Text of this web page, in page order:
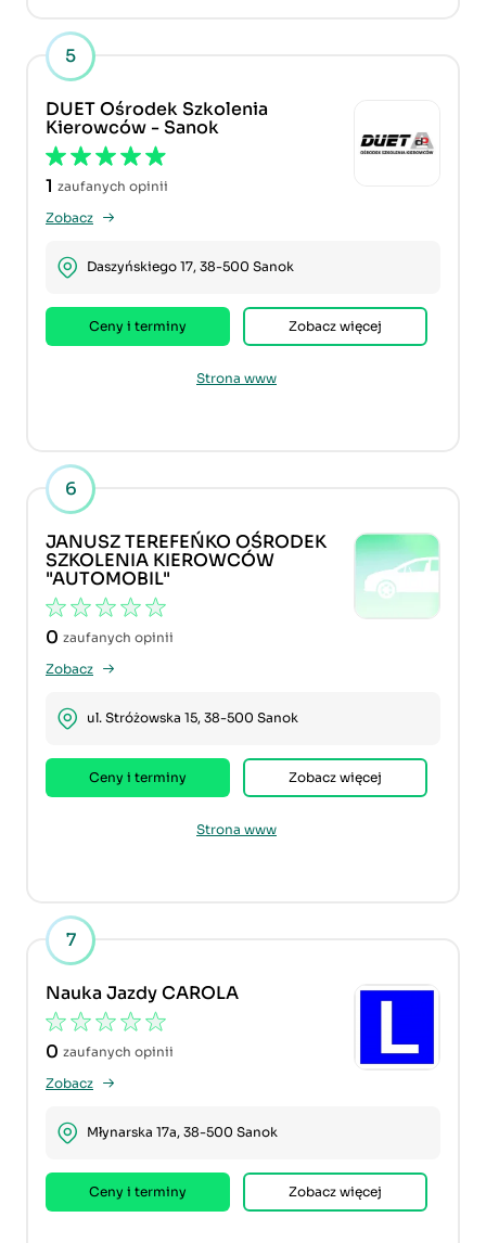
5
DUET Ośrodek Szkolenia
Kierowców - Sanok
1 zaufanych opinii
Zobacz
Daszyńskiego 17, 38-500 Sanok
Ceny i terminy Zobacz więcej
Strona www
6
JANUSZ TEREFEŃKO OŚRODEK
SZKOLENIA KIEROWCÓW
"AUTOMOBIL"
0 zaufanych opinii
Zobacz
ul. Stróżowska 15, 38-500 Sanok
Ceny i terminy Zobacz więcej
Strona www
7
Nauka Jazdy CAROLA
0 zaufanych opinii
Zobacz
Młynarska 17a, 38-500 Sanok
Ceny i terminy Zobacz więcej